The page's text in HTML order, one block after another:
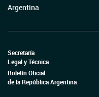
Argentina
Secretaría
Legal y Técnica
Boletín Oficial
de la República Argentina